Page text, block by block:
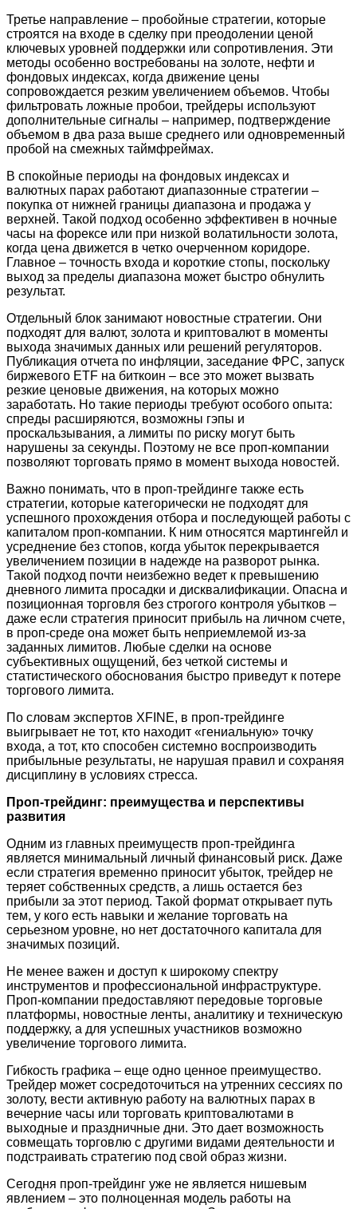
Третье направление – пробойные стратегии, которые
строятся на входе в сделку при преодолении ценой
ключевых уровней поддержки или сопротивления. Эти
методы особенно востребованы на золоте, нефти и
фондовых индексах, когда движение цены
сопровождается резким увеличением объемов. Чтобы
фильтровать ложные пробои, трейдеры используют
дополнительные сигналы – например, подтверждение
объемом в два раза выше среднего или одновременный
пробой на смежных таймфреймах.
В спокойные периоды на фондовых индексах и
валютных парах работают диапазонные стратегии –
покупка от нижней границы диапазона и продажа у
верхней. Такой подход особенно эффективен в ночные
часы на форексе или при низкой волатильности золота,
когда цена движется в четко очерченном коридоре.
Главное – точность входа и короткие стопы, поскольку
выход за пределы диапазона может быстро обнулить
результат.
Отдельный блок занимают новостные стратегии. Они
подходят для валют, золота и криптовалют в моменты
выхода значимых данных или решений регуляторов.
Публикация отчета по инфляции, заседание ФРС, запуск
биржевого ETF на биткоин – все это может вызвать
резкие ценовые движения, на которых можно
заработать. Но такие периоды требуют особого опыта:
спреды расширяются, возможны гэпы и
проскальзывания, а лимиты по риску могут быть
нарушены за секунды. Поэтому не все проп-компании
позволяют торговать прямо в момент выхода новостей.
Важно понимать, что в проп-трейдинге также есть
стратегии, которые категорически не подходят для
успешного прохождения отбора и последующей работы с
капиталом проп-компании. К ним относятся мартингейл и
усреднение без стопов, когда убыток перекрывается
увеличением позиции в надежде на разворот рынка.
Такой подход почти неизбежно ведет к превышению
дневного лимита просадки и дисквалификации. Опасна и
позиционная торговля без строгого контроля убытков –
даже если стратегия приносит прибыль на личном счете,
в проп-среде она может быть неприемлемой из-за
заданных лимитов. Любые сделки на основе
субъективных ощущений, без четкой системы и
статистического обоснования быстро приведут к потере
торгового лимита.
По словам экспертов XFINE, в проп-трейдинге
выигрывает не тот, кто находит «гениальную» точку
входа, а тот, кто способен системно воспроизводить
прибыльные результаты, не нарушая правил и сохраняя
дисциплину в условиях стресса.
Проп-трейдинг: преимущества и перспективы
развития
Одним из главных преимуществ проп-трейдинга
является минимальный личный финансовый риск. Даже
если стратегия временно приносит убыток, трейдер не
теряет собственных средств, а лишь остается без
прибыли за этот период. Такой формат открывает путь
тем, у кого есть навыки и желание торговать на
серьезном уровне, но нет достаточного капитала для
значимых позиций.
Не менее важен и доступ к широкому спектру
инструментов и профессиональной инфраструктуре.
Проп-компании предоставляют передовые торговые
платформы, новостные ленты, аналитику и техническую
поддержку, а для успешных участников возможно
увеличение торгового лимита.
Гибкость графика – еще одно ценное преимущество.
Трейдер может сосредоточиться на утренних сессиях по
золоту, вести активную работу на валютных парах в
вечерние часы или торговать криптовалютами в
выходные и праздничные дни. Это дает возможность
совмещать торговлю с другими видами деятельности и
подстраивать стратегию под свой образ жизни.
Сегодня проп-трейдинг уже не является нишевым
явлением – это полноценная модель работы на